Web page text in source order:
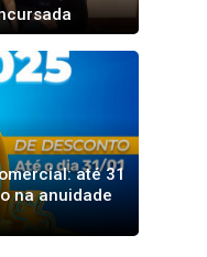
até 31
na anuidade